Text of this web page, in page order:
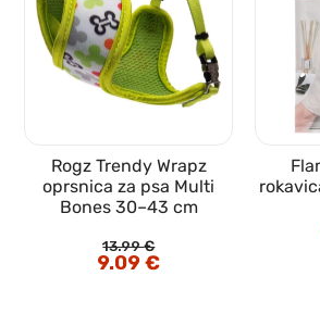
Rogz Trendy Wrapz
oprsnica za psa Multi
Bones 30–43 cm
13.99€
Izvirna
cena
9.09€Trenutna
cena